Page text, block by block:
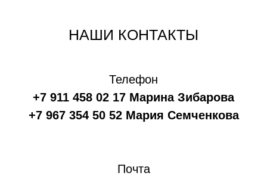
НАШИ КОНТАКТЫ
Телефон
+7 911 458 02 17 Марина Зибарова
+7 967 354 50 52 Мария Семченкова
Почта